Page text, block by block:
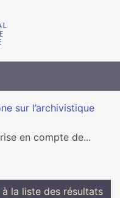
sur l’archivistique
en compte de...
à la liste des résultats